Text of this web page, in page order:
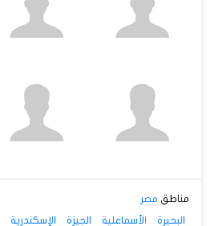
مناطق مصر
البحيرة
الأسماعلية الجيزة الإسكندرية